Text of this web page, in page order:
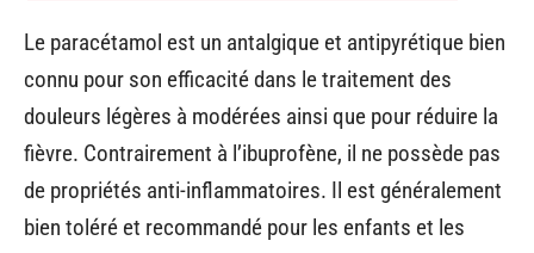
Le paracétamol est un antalgique et antipyrétique bien
connu pour son efficacité dans le traitement des
douleurs légères à modérées ainsi que pour réduire la
fièvre. Contrairement à l’ibuprofène, il ne possède pas
de propriétés anti-inflammatoires. Il est généralement
bien toléré et recommandé pour les enfants et les